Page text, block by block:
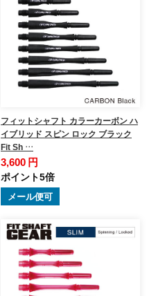
フィットシャフト カラーカーボン ハ
イブリッド スピン ロック ブラック
Fit Sh …
3,600 円
ポイント5倍
メール便可